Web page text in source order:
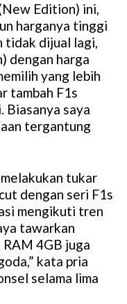
Edition) ini,
harganya tinggi
tidak dijual lagi,
dengan harga
yang lebih
tambah F1s
Biasanya saya
tergantung
tukar
dengan seri F1s
mengikuti tren
tawarkan
4GB juga
kata pria
selama lima